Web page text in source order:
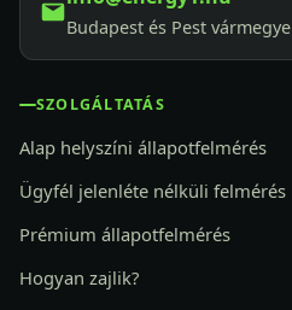
Budapest és Pest vármegye
SZOLGÁLTATÁS
Alap helyszíni állapotfelmérés
Ügyfél jelenléte nélküli felmérés
Prémium állapotfelmérés
Hogyan zajlik?